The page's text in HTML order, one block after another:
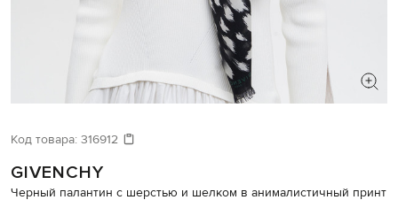
Давайте подберем что-то еще
Похожие товары
Код товара: 316912
GIVENCHY
Черный палантин с шерстью и шелком в анималистичный принт